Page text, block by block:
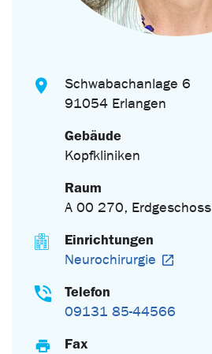
Schwabachanlage 6
91054 Erlangen
Gebäude
Kopfkliniken
Raum
A 00 270, Erdgeschoss
Einrichtungen
Neurochirurgie
Telefon
09131 85-44566
Fax